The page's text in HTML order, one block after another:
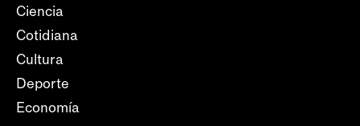
Ciencia
Cotidiana
Cultura
Deporte
Economía